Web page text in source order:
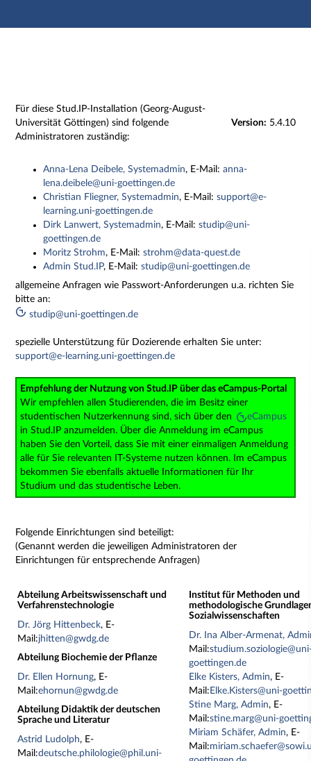
Hauptnavigation
Version: 5.4.10
Für diese Stud.IP-Installation (Georg-August-
Universität Göttingen) sind folgende
Administratoren zuständig:
Anna-Lena Deibele, Systemadmin, E-Mail:anna-
lena.deibele@uni-goettingen.de
Christian Fliegner, Systemadmin, E-Mail:support@e-
learning.uni-goettingen.de
Dirk Lanwert, Systemadmin, E-Mail:studip@uni-
goettingen.de
Moritz Strohm, E-Mail:strohm@data-quest.de
Admin Stud.IP, E-Mail:studip@uni-goettingen.de
allgemeine Anfragen wie Passwort-Anforderungen u.a. richten Sie
bitte an:
studip@uni-goettingen.de
spezielle Unterstützung für Dozierende erhalten Sie unter:
support@e-learning.uni-goettingen.de
Empfehlung der Nutzung von Stud.IP über das eCampus-Portal
Wir empfehlen allen Studierenden, die im Besitz einer
studentischen Nutzerkennung sind, sich über den
eCampus
in Stud.IP anzumelden. Über die Anmeldung im eCampus
haben Sie den Vorteil, dass Sie mit einer einmaligen Anmeldung
alle für Sie relevanten IT-Systeme nutzen können. Im eCampus
bekommen Sie ebenfalls aktuelle Informationen für Ihr
Studium und das studentische Leben.
Folgende Einrichtungen sind beteiligt:
(Genannt werden die jeweiligen Administratoren der
Einrichtungen für entsprechende Anfragen)
Abteilung Arbeitswissenschaft und
Verfahrenstechnologie
Dr. Jörg Hittenbeck, E-
Mail:jhitten@gwdg.de
Abteilung Biochemie der Pflanze
Dr. Ellen Hornung, E-
Mail:ehornun@gwdg.de
Abteilung Didaktik der deutschen
Sprache und Literatur
Astrid Ludolph, E-
Mail:deutsche.philologie@phil.uni-
Institut für Methoden und
methodologische
Sozialwissenschaften
Dr. Ina Alber-Armenat,
Mail:
goettingen.de
Elke Kisters, Admin, E-
Mail: Elke.Kisters@uni-
Stine Marg, Admin, E-
Mail:stine.marg@uni-
Miriam Schäfer, Admin, E-
Mail: